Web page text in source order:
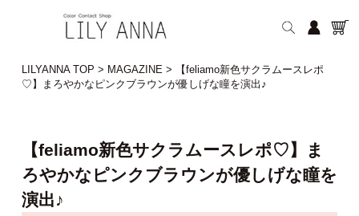
LILYANNA TOP > MAGAZINE>
【feliamo新色サクラムースレポ
♡】まろやかなピンクブラウンが優しげな瞳を演出♪
【feliamo新色サクラムースレポ♡】ま
ろやかなピンクブラウンが優しげな瞳を
演出♪